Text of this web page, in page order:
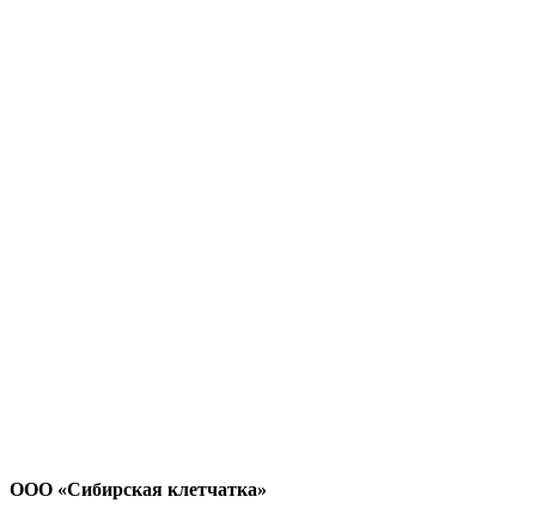
ООО «Сибирская клетчатка»